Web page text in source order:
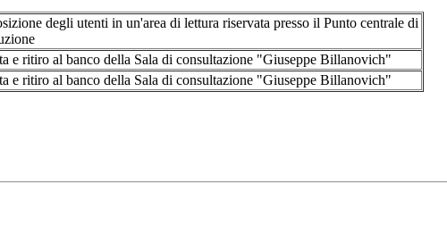
degli utenti in un'area di lettura riservata presso il Punto centrale di
e ritiro al banco della Sala di consultazione "Giuseppe Billanovich"
e ritiro al banco della Sala di consultazione "Giuseppe Billanovich"